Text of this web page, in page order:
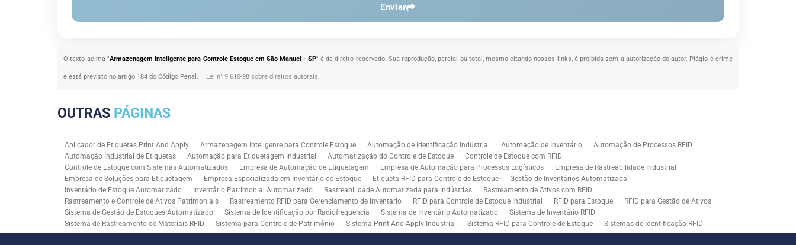
Enviar
O texto acima "Armazenagem Inteligente para Controle Estoque em São Manuel - SP" é de direito reservado. Sua reprodução, parcial ou total, mesmo citando nossos links, é proibida sem a autorização do autor. Plágio é crime
e está previsto no artigo 184 do Código Penal. – Lei n° 9.610-98 sobre direitos autorais.
OUTRAS PÁGINAS
Aplicador de Etiquetas Print And Apply Armazenagem Inteligente para Controle Estoque Automação de Identificação Industrial Automação de Inventário
Automação de Processos RFID
Automação Industrial de Etiquetas
Automação para Etiquetagem Industrial Automatização do Controle de Estoque
Controle de Estoque com RFID
Controle de Estoque com Sistemas Automatizados
Empresa de Automação de Etiquetagem Empresa de Automação para Processos Logísticos
Empresa de Rastreabilidade Industrial
Empresa de Soluções para Etiquetagem
Empresa Especializada em Inventário de Estoque Etiqueta RFID para Controle de Estoque
Gestão de Inventários Automatizada
Inventário de Estoque Automatizado
Inventário Patrimonial Automatizado Rastreabilidade Automatizada para Indústrias
Rastreamento de Ativos com RFID
Rastreamento e Controle de Ativos Patrimoniais
Rastreamento RFID para Gerenciamento de Inventário RFID para Controle de Estoque Industrial RFID para Estoque
RFID para Gestão de Ativos
Sistema de Gestão de Estoques Automatizado
Sistema de Identificação por Radiofrequência Sistema de Inventário Automatizado
Sistema de Inventário RFID
Sistema de Rastreamento de Materiais RFID
Sistema para Controle de Patrimônio Sistema Print And Apply Industrial Sistema RFID para Controle de Estoque
Sistemas de Identificação RFID
Solução RFID para Controle Patrimonial Industrial
Solução RFID para Indústria Soluções de Impressão e Aplicação de Etiquetas
Soluções em Rastreamento RFID